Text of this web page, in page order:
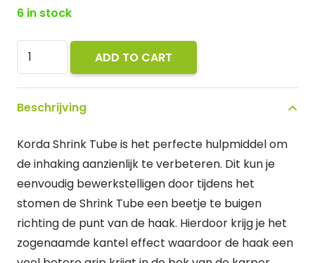
6 in stock
Korda
Safe
Zone
Shrink
Small
1.2mm
Clay
quantity
ADD TO CART
Beschrijving
Korda Shrink Tube is het perfecte hulpmiddel om
de inhaking aanzienlijk te verbeteren. Dit kun je
eenvoudig bewerkstelligen door tijdens het
stomen de Shrink Tube een beetje te buigen
richting de punt van de haak. Hierdoor krijg je het
zogenaamde kantel effect waardoor de haak een